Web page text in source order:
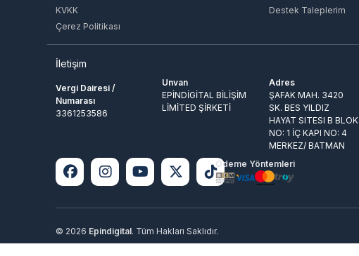
KVKK
Çerez Politikası
Destek Taleplerim
İletişim
Vergi Dairesi /
Numarası
3361253586
Unvan
EPİNDİGİTAL BİLİŞİM
LİMİTED ŞİRKETİ
Adres
ŞAFAK MAH. 3420
SK. BES YILDIZ
HAYAT SITESI B BLOK
NO: 1 İÇ KAPI NO: 4
MERKEZ/ BATMAN
Ödeme Yöntemleri
© 2026 Epindigital. Tüm Hakları Saklıdır.